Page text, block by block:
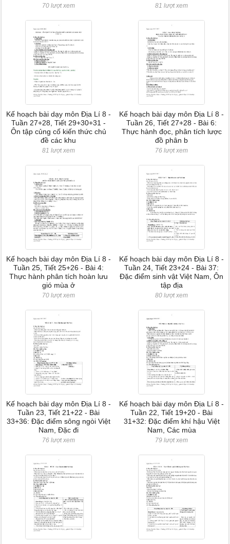
70 lượt xem 81 lượt xem
Kế hoạch bài dạy môn Địa Lí 8 -
Tuần 27+28, Tiết 29+30+31 -
Ôn tập củng cố kiến thức chủ
đề các khu
81 lượt xem
Kế hoạch bài dạy môn Địa Lí 8 -
Tuần 26, Tiết 27+28 - Bài 6:
Thực hành đọc, phân tích lược
đồ phân b
76 lượt xem
Kế hoạch bài dạy môn Địa Lí 8 -
Tuần 25, Tiết 25+26 - Bài 4:
Thực hành phân tích hoàn lưu
gió mùa ở
70 lượt xem
Kế hoạch bài dạy môn Địa Lí 8 -
Tuần 24, Tiết 23+24 - Bài 37:
Đặc điểm sinh vật Việt Nam, Ôn
tập địa
80 lượt xem
Kế hoạch bài dạy môn Địa Lí 8 -
Tuần 23, Tiết 21+22 - Bài
33+36: Đặc điểm sông ngòi Việt
Nam, Đặc đi
76 lượt xem
Kế hoạch bài dạy môn Địa Lí 8 -
Tuần 22, Tiết 19+20 - Bài
31+32: Đặc điểm khí hậu Việt
Nam, Các mùa
79 lượt xem